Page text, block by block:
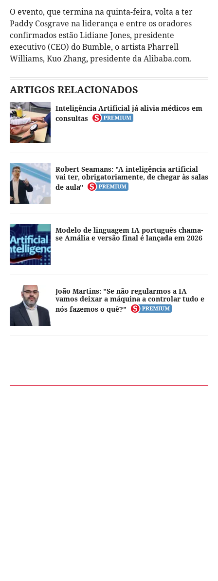
O evento, que termina na quinta-feira, volta a ter
Paddy Cosgrave na liderança e entre os oradores
confirmados estão Lidiane Jones, presidente
executivo (CEO) do Bumble, o artista Pharrell
Williams, Kuo Zhang, presidente da Alibaba.com.
ARTIGOS RELACIONADOS
Inteligência Artificial já alivia médicos em
consultas
Robert Seamans: "A inteligência artificial
vai ter, obrigatoriamente, de chegar às salas
de aula"
Modelo de linguagem IA português chama-
se Amália e versão final é lançada em 2026
João Martins: "Se não regularmos a IA
vamos deixar a máquina a controlar tudo e
nós fazemos o quê?"